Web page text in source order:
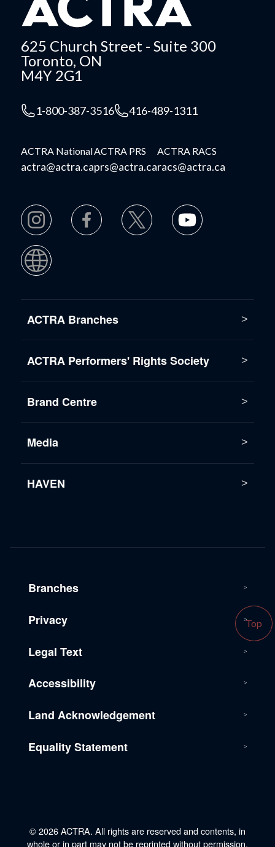
Top
625 Church Street - Suite 300
Toronto, ON
M4Y 2G1
1-800-387-3516 416-489-1311
ACTRA National
actra@actra.ca
ACTRA PRS
prs@actra.ca
ACTRA RACS
racs@actra.ca
ACTRA Branches
ACTRA Performers' Rights Society
Brand Centre
Media
HAVEN
Branches
Privacy
Legal Text
Accessibility
Land Acknowledgement
Equality Statement
© 2026 ACTRA. All rights are reserved and contents, in
whole or in part may not be reprinted without permission.